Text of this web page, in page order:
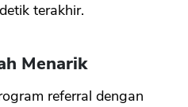
terakhir.
Menarik
referral dengan